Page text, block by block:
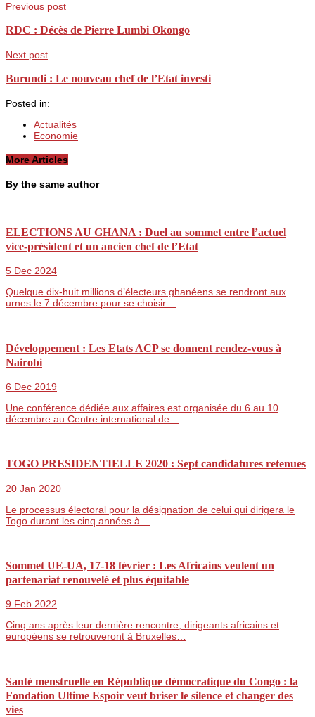
Previous post
RDC : Décès de Pierre Lumbi Okongo
Next post
Burundi : Le nouveau chef de l’Etat investi
Posted in:
Actualités
Economie
More Articles
By the same author
ELECTIONS AU GHANA : Duel au sommet entre l’actuel
vice-président et un ancien chef de l’Etat
5 Dec 2024
Quelque dix-huit millions d’électeurs ghanéens se rendront aux
urnes le 7 décembre pour se choisir…
Développement : Les Etats ACP se donnent rendez-vous à
Nairobi
6 Dec 2019
Une conférence dédiée aux affaires est organisée du 6 au 10
décembre au Centre international de…
TOGO PRESIDENTIELLE 2020 : Sept candidatures retenues
20 Jan 2020
Le processus électoral pour la désignation de celui qui dirigera le
Togo durant les cinq années à…
Sommet UE-UA, 17-18 février : Les Africains veulent un
partenariat renouvelé et plus équitable
9 Feb 2022
Cinq ans après leur dernière rencontre, dirigeants africains et
européens se retrouveront à Bruxelles…
Santé menstruelle en République démocratique du Congo : la
Fondation Ultime Espoir veut briser le silence et changer des
vies